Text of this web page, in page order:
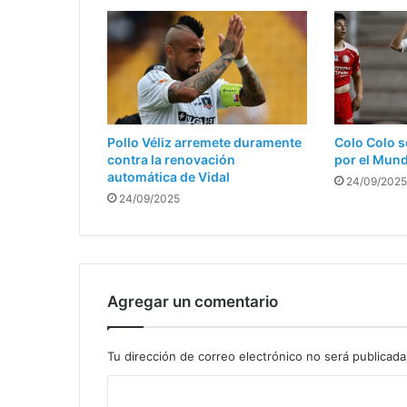
Pollo Véliz arremete duramente
contra la renovación
automática de Vidal
24/09/2025
Colo Colo
por el
24/09/2025
Agregar un comentario
Tu dirección de correo electrónico no será